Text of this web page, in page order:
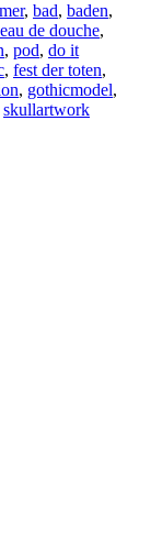
, bad, baden,
de douche,
, pod, do it
, fest der toten,
, gothicmodel,
skullartwork